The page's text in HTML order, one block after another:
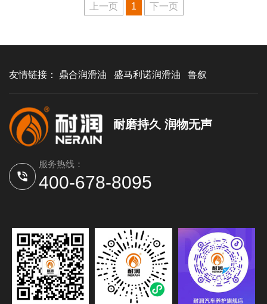
上一页 1 下一页
友情链接： 鼎合润滑油 盛马利诺润滑油 鲁叙
耐磨持久 润物无声
服务热线：
400-678-8095